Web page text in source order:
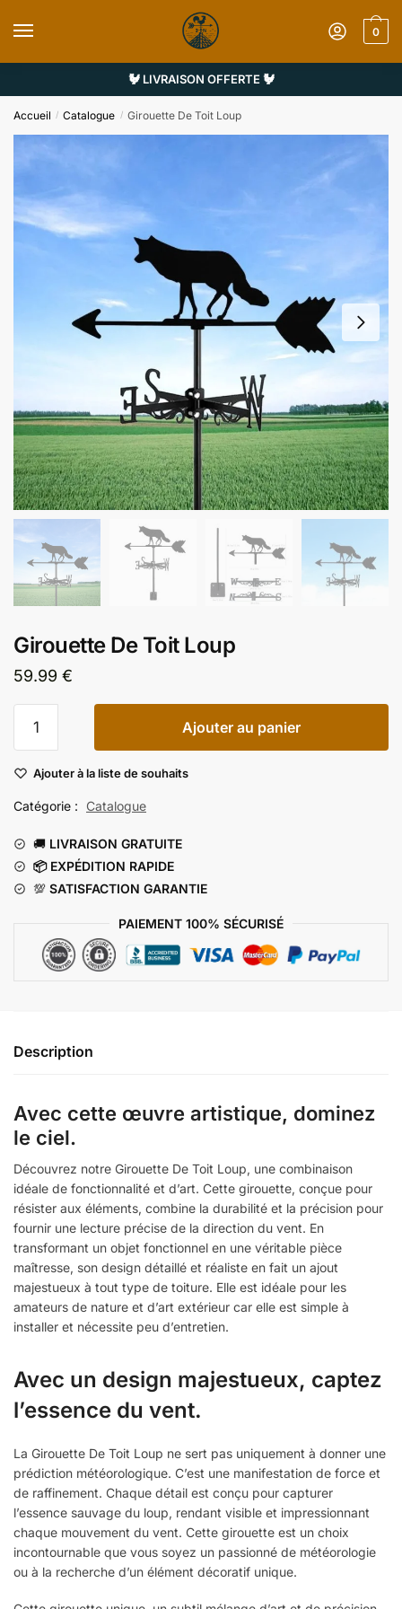
0
🐓 LIVRAISON OFFERTE 🐓
Accueil / Catalogue / Girouette De Toit Loup
Girouette De Toit Loup
59.99 €
De
Toit
Ajouter au panier
Ajouter à la liste de souhaits
Catégorie : Catalogue
🚚 LIVRAISON GRATUITE
📦 EXPÉDITION RAPIDE
💯 SATISFACTION GARANTIE
PAIEMENT 100% SÉCURISÉ
Description
Avec cette œuvre artistique, dominez
le ciel.
Découvrez notre Girouette De Toit Loup, une combinaison
idéale de fonctionnalité et d’art. Cette girouette, conçue pour
résister aux éléments, combine la durabilité et la précision pour
fournir une lecture précise de la direction du vent. En
transformant un objet fonctionnel en une véritable pièce
maîtresse, son design détaillé et réaliste en fait un ajout
majestueux à tout type de toiture. Elle est idéale pour les
amateurs de nature et d’art extérieur car elle est simple à
installer et nécessite peu d’entretien.
Avec un design majestueux, captez
l’essence du vent.
La Girouette De Toit Loup ne sert pas uniquement à donner une
prédiction météorologique. C’est une manifestation de force et
de raffinement. Chaque détail est conçu pour capturer
l’essence sauvage du loup, rendant visible et impressionnant
chaque mouvement du vent. Cette girouette est un choix
incontournable que vous soyez un passionné de météorologie
ou à la recherche d’un élément décoratif unique.